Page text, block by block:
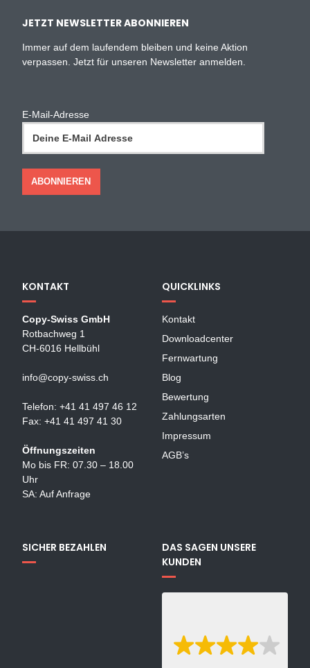
JETZT NEWSLETTER ABONNIEREN
Immer auf dem laufendem bleiben und keine Aktion
verpassen. Jetzt für unseren Newsletter anmelden.
E-Mail-Adresse
KONTAKT
Copy-Swiss GmbH
Rotbachweg 1
CH-6016 Hellbühl
info@copy-swiss.ch
Telefon: +41 41 497 46 12
Fax: +41 41 497 41 30
Öffnungszeiten
Mo bis FR: 07.30 – 18.00
Uhr
SA: Auf Anfrage
QUICKLINKS
Kontakt
Downloadcenter
Fernwartung
Blog
Bewertung
Zahlungsarten
Impressum
AGB’s
SICHER BEZAHLEN
DAS SAGEN UNSERE
KUNDEN